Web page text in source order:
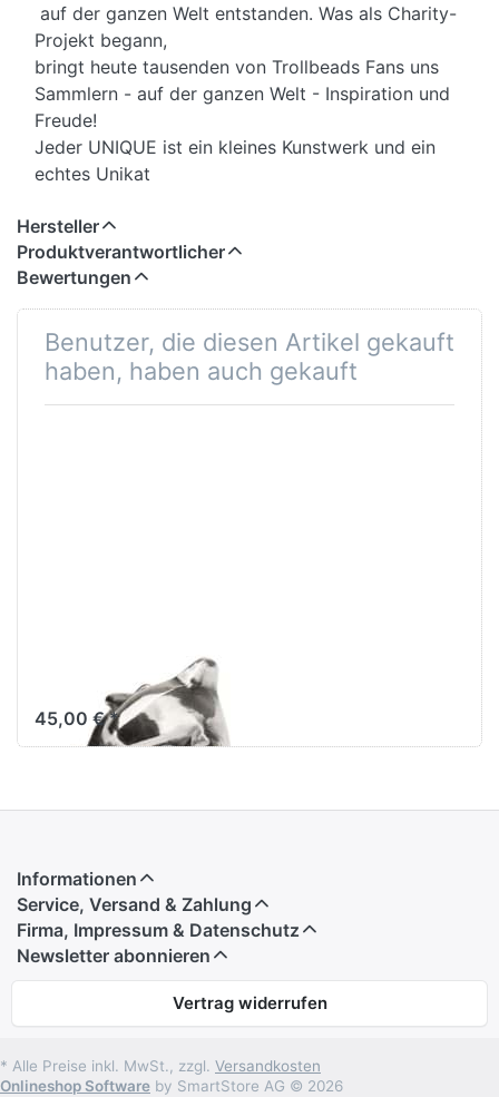
auf der ganzen Welt entstanden. Was als Charity-
Projekt begann,
bringt heute tausenden von Trollbeads Fans uns
Sammlern - auf der ganzen Welt - Inspiration und
Freude!
Jeder UNIQUE ist ein kleines Kunstwerk und ein
echtes Unikat
Hersteller
Produktverantwortlicher
Bewertungen
Benutzer, die diesen Artikel gekauft
haben, haben auch gekauft
TAGBE-20223
45,00 € *
Informationen
Service, Versand & Zahlung
Firma, Impressum & Datenschutz
Newsletter abonnieren
Vertrag widerrufen
* Alle Preise inkl. MwSt., zzgl. Versandkosten
Onlineshop Software by SmartStore AG © 2026